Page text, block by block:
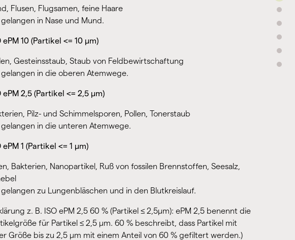
Flusen, Flugsamen, feine Haare
gelangen in Nase und Mund.
ePM 10 (Partikel <= 10 μm)
Gesteinsstaub, Staub von Feldbewirtschaftung
gelangen in die oberen Atemwege.
ePM 2,5 (Partikel <= 2,5 μm)
Pilz- und Schimmelsporen, Pollen, Tonerstaub
gelangen in die unteren Atemwege.
ePM 1 (Partikel <= 1 μm)
Bakterien, Nanopartikel, Ruß von fossilen Brennstoffen, Seesalz,
gelangen zu Lungenbläschen und in den Blutkreislauf.
z. B. ISO ePM 2,5 60 % (Partikel ≤ 2,5μm): ePM 2,5 benennt die
für Partikel ≤ 2,5 μm. 60 % beschreibt, dass Partikel mit
Größe bis zu 2,5 μm mit einem Anteil von 60 % gefiltert werden.)